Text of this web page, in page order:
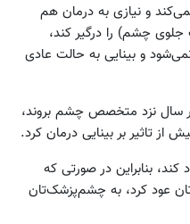
و نیازی به درمان هم
چشم) را درگیر کند،
و بینایی به حالت عادی
سال نزد متخصص چشم بروند،
از تاثیر بر بینایی درمان کرد.
بنابراین در صورتی که
عود کرد، به چشم‌پزشک‌تان